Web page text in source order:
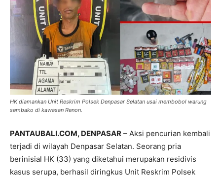
HK diamankan Unit Reskrim Polsek Denpasar Selatan usai membobol warung
sembako di kawasan Renon.
PANTAUBALI.COM, DENPASAR – Aksi pencurian kembali
terjadi di wilayah Denpasar Selatan. Seorang pria
berinisial HK (33) yang diketahui merupakan residivis
kasus serupa, berhasil diringkus Unit Reskrim Polsek